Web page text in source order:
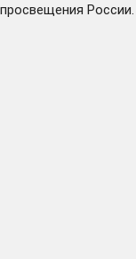
просвещения России.